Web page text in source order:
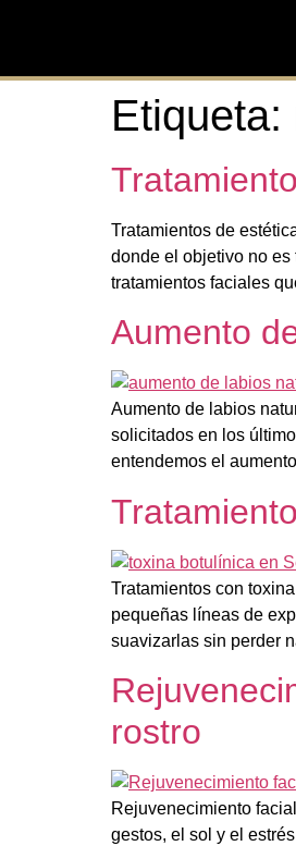
Etiqueta:
Tratamientos de
donde el objetivo no
tratamientos faciales
Aumento
Aumento de labios
solicitados en los
entendemos el
Tratamientos con
pequeñas líneas de
suavizarlas sin perder
rostro
Rejuvenecimiento
gestos, el sol y el